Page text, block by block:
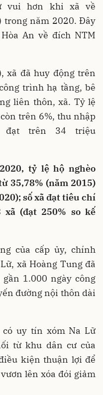
vui hơn khi xã về
trong năm 2020. Đây
An về đích NTM
xã đã huy động trên
trình hạ tầng, bê
liên thôn, xã. Tỷ lệ
trên 6%, thu nhập
đạt trên 34 triệu
tỷ lệ hộ nghèo
35,78% (năm 2015)
số xã đạt tiêu chí
(đạt 250% so kế
của cấp ủy, chính
xã Hoàng Tung đã
1.000 ngày công
đường nội thôn dài
có uy tín xóm Na Lữ
từ khu dân cư của
kiện thuận lợi để
lên xóa đói giảm